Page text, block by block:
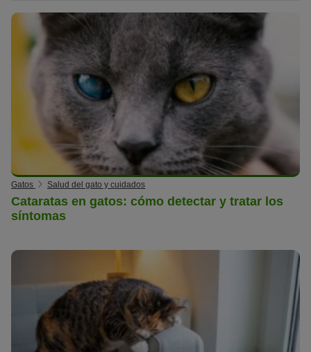
Gatos Salud del gato y cuidados
Cataratas en gatos: cómo detectar y tratar los
síntomas